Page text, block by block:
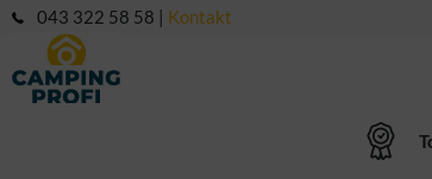
043 322 58 58 | Kontakt